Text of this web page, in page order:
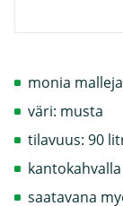
monia
väri: musta
tilavuus: 90
saatavana